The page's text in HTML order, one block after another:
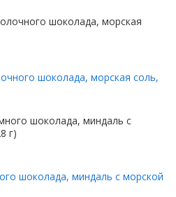
шоколада, морская соль,
шоколада, миндаль с морской